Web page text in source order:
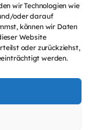
wir Technologien wie
oder darauf
können wir Daten
Website
oder zurückziehst,
werden.
deines
Anfang.
Ich
und